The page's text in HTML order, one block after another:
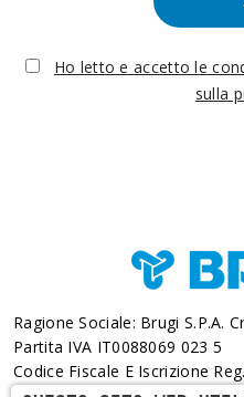
Ho letto e accetto le
sulla
Ragione Sociale: Brugi S.p.A.
Partita IVA IT0088069 023 5
Codice Fiscale E Iscrizione